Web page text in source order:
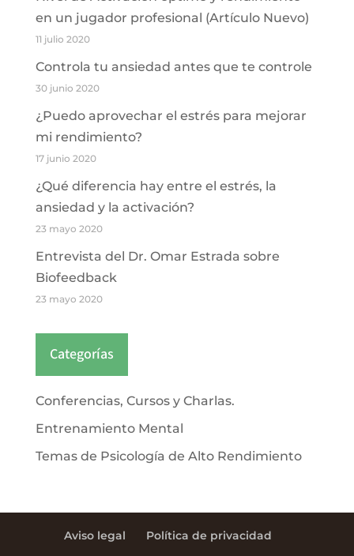
en un jugador profesional (Artículo Nuevo)
11 julio 2020
Controla tu ansiedad antes que te controle
30 junio 2020
¿Puedo aprovechar el estrés para mejorar
mi rendimiento?
17 junio 2020
¿Qué diferencia hay entre el estrés, la
ansiedad y la activación?
23 mayo 2020
Entrevista del Dr. Omar Estrada sobre
Biofeedback
23 mayo 2020
Categorías
Conferencias, Cursos y Charlas.
Entrenamiento Mental
Temas de Psicología de Alto Rendimiento
Aviso legal Política de privacidad